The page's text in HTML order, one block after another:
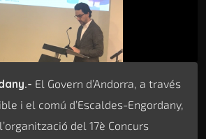
El Govern d’Andorra, a través
i el comú d’Escaldes-Engordany,
del 17è Concurs